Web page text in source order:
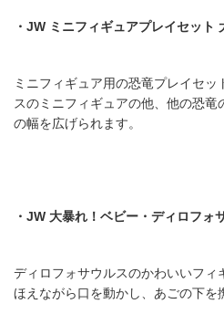
・JW ミニフィギュアプレイセット
ミニフィギュア用の恐竜プレイセ
スのミニフィギュアの他、他の恐
の幅を広げられます。
・JW 大暴れ！ベビー・ディロフォ
ディロフォサウルスのかわいいフィ
ほえながら口を動かし、あごの下を